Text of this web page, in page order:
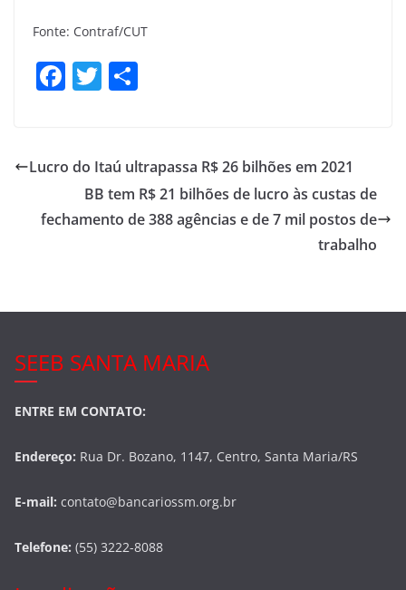
Fonte: Contraf/CUT
F
e
o
T
er e
Lucro do Itaú ultrapassa R$ 26 bilhões em 2021
BB tem R$ 21 bilhões de lucro às custas de
fechamento de 388 agências e de 7 mil postos de
trabalho
SEEB SANTA MARIA
ENTRE EM CONTATO:
Endereço: Rua Dr. Bozano, 1147, Centro, Santa Maria/RS
E-mail: contato@bancariossm.org.br
Telefone: (55) 3222-8088